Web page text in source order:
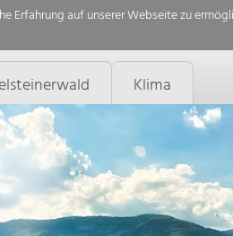
Erfahrung auf unserer Webseite zu
Klima